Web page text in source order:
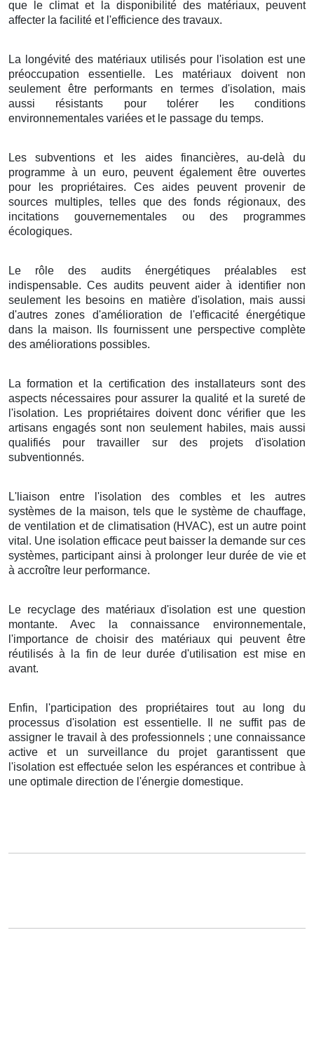
que le climat et la disponibilité des matériaux, peuvent
affecter la facilité et l'efficience des travaux.
La longévité des matériaux utilisés pour l'isolation est une
préoccupation essentielle. Les matériaux doivent non
seulement être performants en termes d'isolation, mais
aussi résistants pour tolérer les conditions
environnementales variées et le passage du temps.
Les subventions et les aides financières, au-delà du
programme à un euro, peuvent également être ouvertes
pour les propriétaires. Ces aides peuvent provenir de
sources multiples, telles que des fonds régionaux, des
incitations gouvernementales ou des programmes
écologiques.
Le rôle des audits énergétiques préalables est
indispensable. Ces audits peuvent aider à identifier non
seulement les besoins en matière d'isolation, mais aussi
d'autres zones d'amélioration de l'efficacité énergétique
dans la maison. Ils fournissent une perspective complète
des améliorations possibles.
La formation et la certification des installateurs sont des
aspects nécessaires pour assurer la qualité et la sureté de
l'isolation. Les propriétaires doivent donc vérifier que les
artisans engagés sont non seulement habiles, mais aussi
qualifiés pour travailler sur des projets d'isolation
subventionnés.
L'liaison entre l'isolation des combles et les autres
systèmes de la maison, tels que le système de chauffage,
de ventilation et de climatisation (HVAC), est un autre point
vital. Une isolation efficace peut baisser la demande sur ces
systèmes, participant ainsi à prolonger leur durée de vie et
à accroître leur performance.
Le recyclage des matériaux d'isolation est une question
montante. Avec la connaissance environnementale,
l'importance de choisir des matériaux qui peuvent être
réutilisés à la fin de leur durée d'utilisation est mise en
avant.
Enfin, l'participation des propriétaires tout au long du
processus d'isolation est essentielle. Il ne suffit pas de
assigner le travail à des professionnels ; une connaissance
active et un surveillance du projet garantissent que
l'isolation est effectuée selon les espérances et contribue à
une optimale direction de l'énergie domestique.